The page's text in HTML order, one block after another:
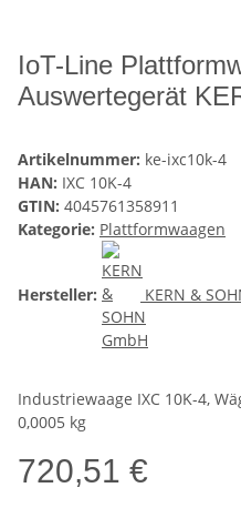
IoT-Line
Auswertegerät
Artikelnummer: ke-ixc10k-4
HAN: IXC 10K-4
GTIN: 4045761358911
Kategorie: Plattformwaagen
Hersteller: KERN &
Industriewaage IXC 10K-4,
0,0005 kg
720,51 €